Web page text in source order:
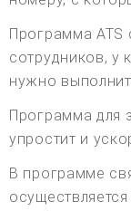
Программа ATS
сотрудников, у
нужно
Программа для
упростит и
В программе